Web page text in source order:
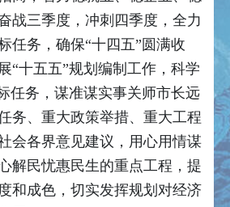
战三季度，冲刺四季度，全力
任务，确保“十四五”圆满收
“十五五”规划编制工作，科学
任务，谋准谋实事关师市长远
务、重大政策举措、重大工程
会各界意见建议，用心用情谋
解民忧惠民生的重点工程，提
和成色，切实发挥规划对经济